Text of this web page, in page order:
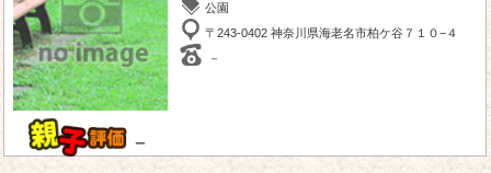
－
公園
〒243-0402 神奈川県海老名市柏ケ谷７１０−４
－